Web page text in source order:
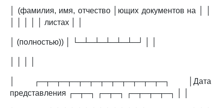
│ (фамилия, имя, отчество │ющих документов на │ │
│ │ │ │ │ листах │ │
│ (полностью)) │ └─┴─┴─┴─┴─┴─┘ │ │
│ ┌─┬─┬─┬─┬─┬─┬─┬─┬─┬─┬─┬─┐ │Дата
представления ┌─┬─┐ ┌─┬─┐ ┌─┬─┬─┬─┐ │ │